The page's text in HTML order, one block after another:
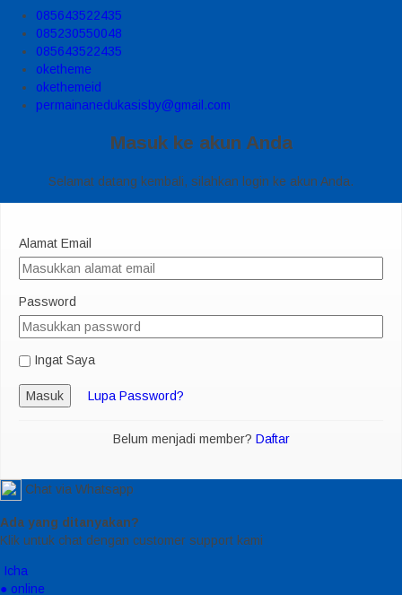
085643522435
085230550048
085643522435
oketheme
okethemeid
permainanedukasisby@gmail.com
Masuk ke akun Anda
Selamat datang kembali, silahkan login ke akun Anda.
Alamat Email
Password
Ingat Saya
Masuk Lupa Password?
Belum menjadi member? Daftar
Chat via Whatsapp
Ada yang ditanyakan?
Klik untuk chat dengan customer support kami
Icha
● online